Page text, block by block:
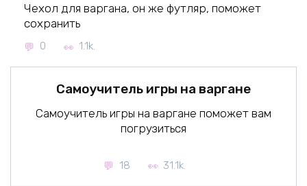
Чехол для варгана, он же футляр, поможет
сохранить
0 1.1k.
Самоучитель игры на варгане
Самоучитель игры на варгане поможет вам
погрузиться
18 31.1k.